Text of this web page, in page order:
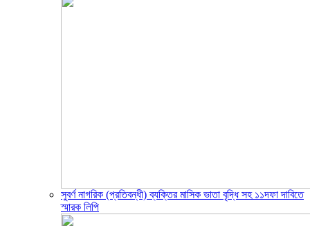
সুবর্ণ নাগরিক (প্রতিবন্ধী) ব্যক্তির মাসিক ভাতা বৃদ্ধি সহ ১১দফা দাবিতে
স্মারক লিপি